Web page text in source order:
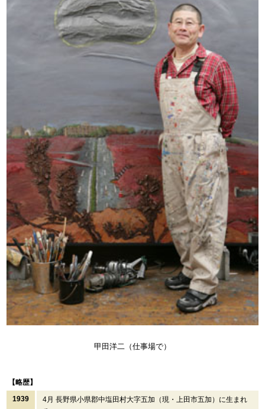
甲田洋二（仕事場で）
【略歴】
1939
4月 長野県小県郡中塩田村大字五加（現・上田市五加）に生まれ